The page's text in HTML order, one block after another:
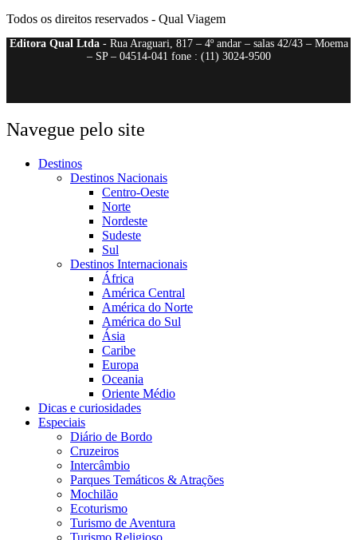
Todos os direitos reservados - Qual Viagem
Editora Qual Ltda- Rua Araguari, 817 – 4º andar – salas 42/43 – Moema
– SP – 04514-041 fone : (11) 3024-9500
Navegue pelo site
Destinos
Destinos Nacionais
Centro-Oeste
Norte
Nordeste
Sudeste
Sul
Destinos Internacionais
África
América Central
América do Norte
América do Sul
Ásia
Caribe
Europa
Oceania
Oriente Médio
Dicas e curiosidades
Especiais
Diário de Bordo
Cruzeiros
Intercâmbio
Parques Temáticos & Atrações
Mochilão
Ecoturismo
Turismo de Aventura
Turismo Religioso